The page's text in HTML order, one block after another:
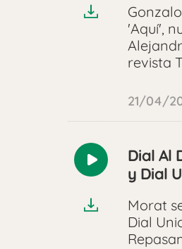
'Aquí',
revista
21/04/
Reproducir
Dial Al
y Dial
Morat
Dial